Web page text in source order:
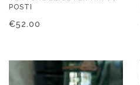
POSTI
€52.00